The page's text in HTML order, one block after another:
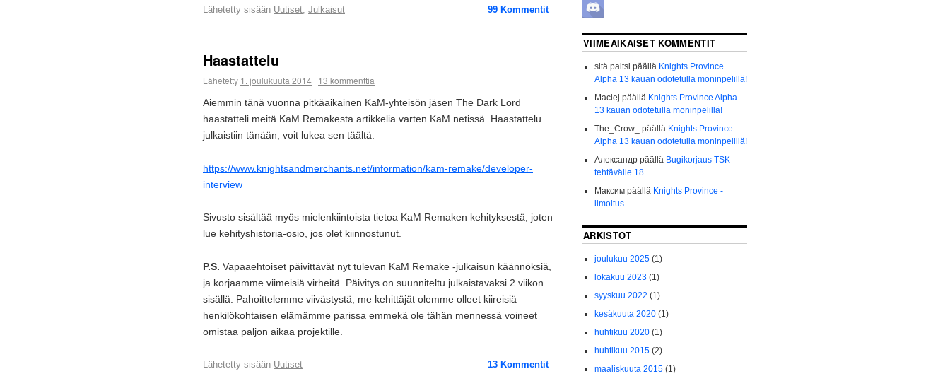
99 Kommentit
Lähetetty sisään Uutiset, Julkaisut
Haastattelu
Lähetetty 1. joulukuuta 2014 | 13 kommenttia
Aiemmin tänä vuonna pitkäaikainen KaM-yhteisön jäsen The Dark Lord
haastatteli meitä KaM Remakesta artikkelia varten KaM.netissä. Haastattelu
julkaistiin tänään, voit lukea sen täältä:
https://www.knightsandmerchants.net/information/kam-remake/developer-
interview
Sivusto sisältää myös mielenkiintoista tietoa KaM Remaken kehityksestä, joten
lue kehityshistoria-osio, jos olet kiinnostunut.
P.S. Vapaaehtoiset päivittävät nyt tulevan KaM Remake -julkaisun käännöksiä,
ja korjaamme viimeisiä virheitä. Päivitys on suunniteltu julkaistavaksi 2 viikon
sisällä. Pahoittelemme viivästystä, me kehittäjät olemme olleet kiireisiä
henkilökohtaisen elämämme parissa emmekä ole tähän mennessä voineet
omistaa paljon aikaa projektille.
13 Kommentit
Lähetetty sisään Uutiset
VIIMEAIKAISET KOMMENTIT
sitä paitsi päällä Knights Province
Alpha 13 kauan odotetulla moninpelillä!
Maciej päällä Knights Province Alpha
13 kauan odotetulla moninpelillä!
The_Crow_
päällä Knights Province
Alpha 13 kauan odotetulla moninpelillä!
Александрpäällä Bugikorjaus TSK-
tehtävälle 18
Максимpäällä Knights Province -
ilmoitus
ARKISTOT
joulukuu 2025(1)
lokakuu 2023(1)
syyskuu 2022 (1)
kesäkuuta 2020(1)
huhtikuu 2020(1)
huhtikuu 2015(2)
maaliskuuta 2015(1)